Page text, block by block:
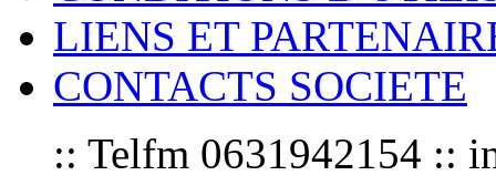
LIENS ET
CONTACTS SOCIETE
:: Telfm 0631942154 ::